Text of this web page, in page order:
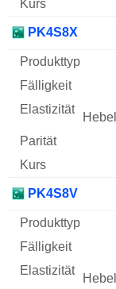
PK4S8X
PK4S8V